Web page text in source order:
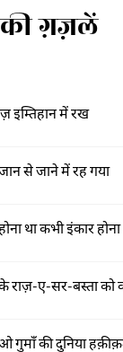
ग़ज़लें
इम्तिहान में रख
से जाने में रह गया
था कभी इंकार होना
ए-सर-बस्ता को
गुमाँ की दुनिया